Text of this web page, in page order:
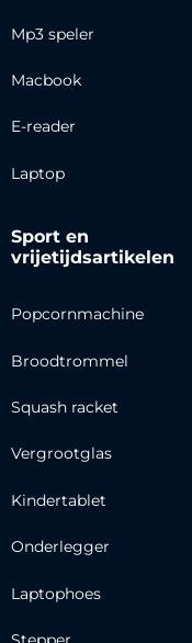
Mp3 speler
Macbook
E-reader
Laptop
Sport en
vrijetijdsartikelen
Popcornmachine
Broodtrommel
Squash racket
Vergrootglas
Kindertablet
Onderlegger
Laptophoes